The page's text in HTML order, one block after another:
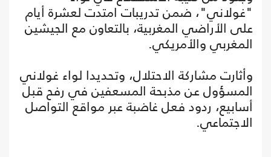
"غولاني"، ضمن تدريبات امتدت لعشرة أيام
على الأراضي المغربية، بالتعاون مع الجيشين
المغربي والأمريكي.
وأثارت مشاركة الاحتلال، وتحديدا لواء غولاني
المسؤول عن مذبحة المسعفين في رفح قبل
أسابيع، ردود فعل غاضبة عبر مواقع التواصل
الاجتماعي.